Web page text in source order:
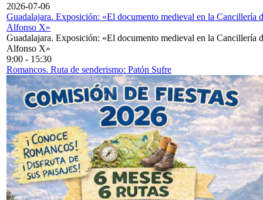
2026-07-06
Guadalajara. Exposición: «El documento medieval en la Cancillería
Alfonso X»
Guadalajara. Exposición: «El documento medieval en la Cancillería
Alfonso X»
9:00 - 15:30
Romancos. Ruta de senderismo: Patón Sufre